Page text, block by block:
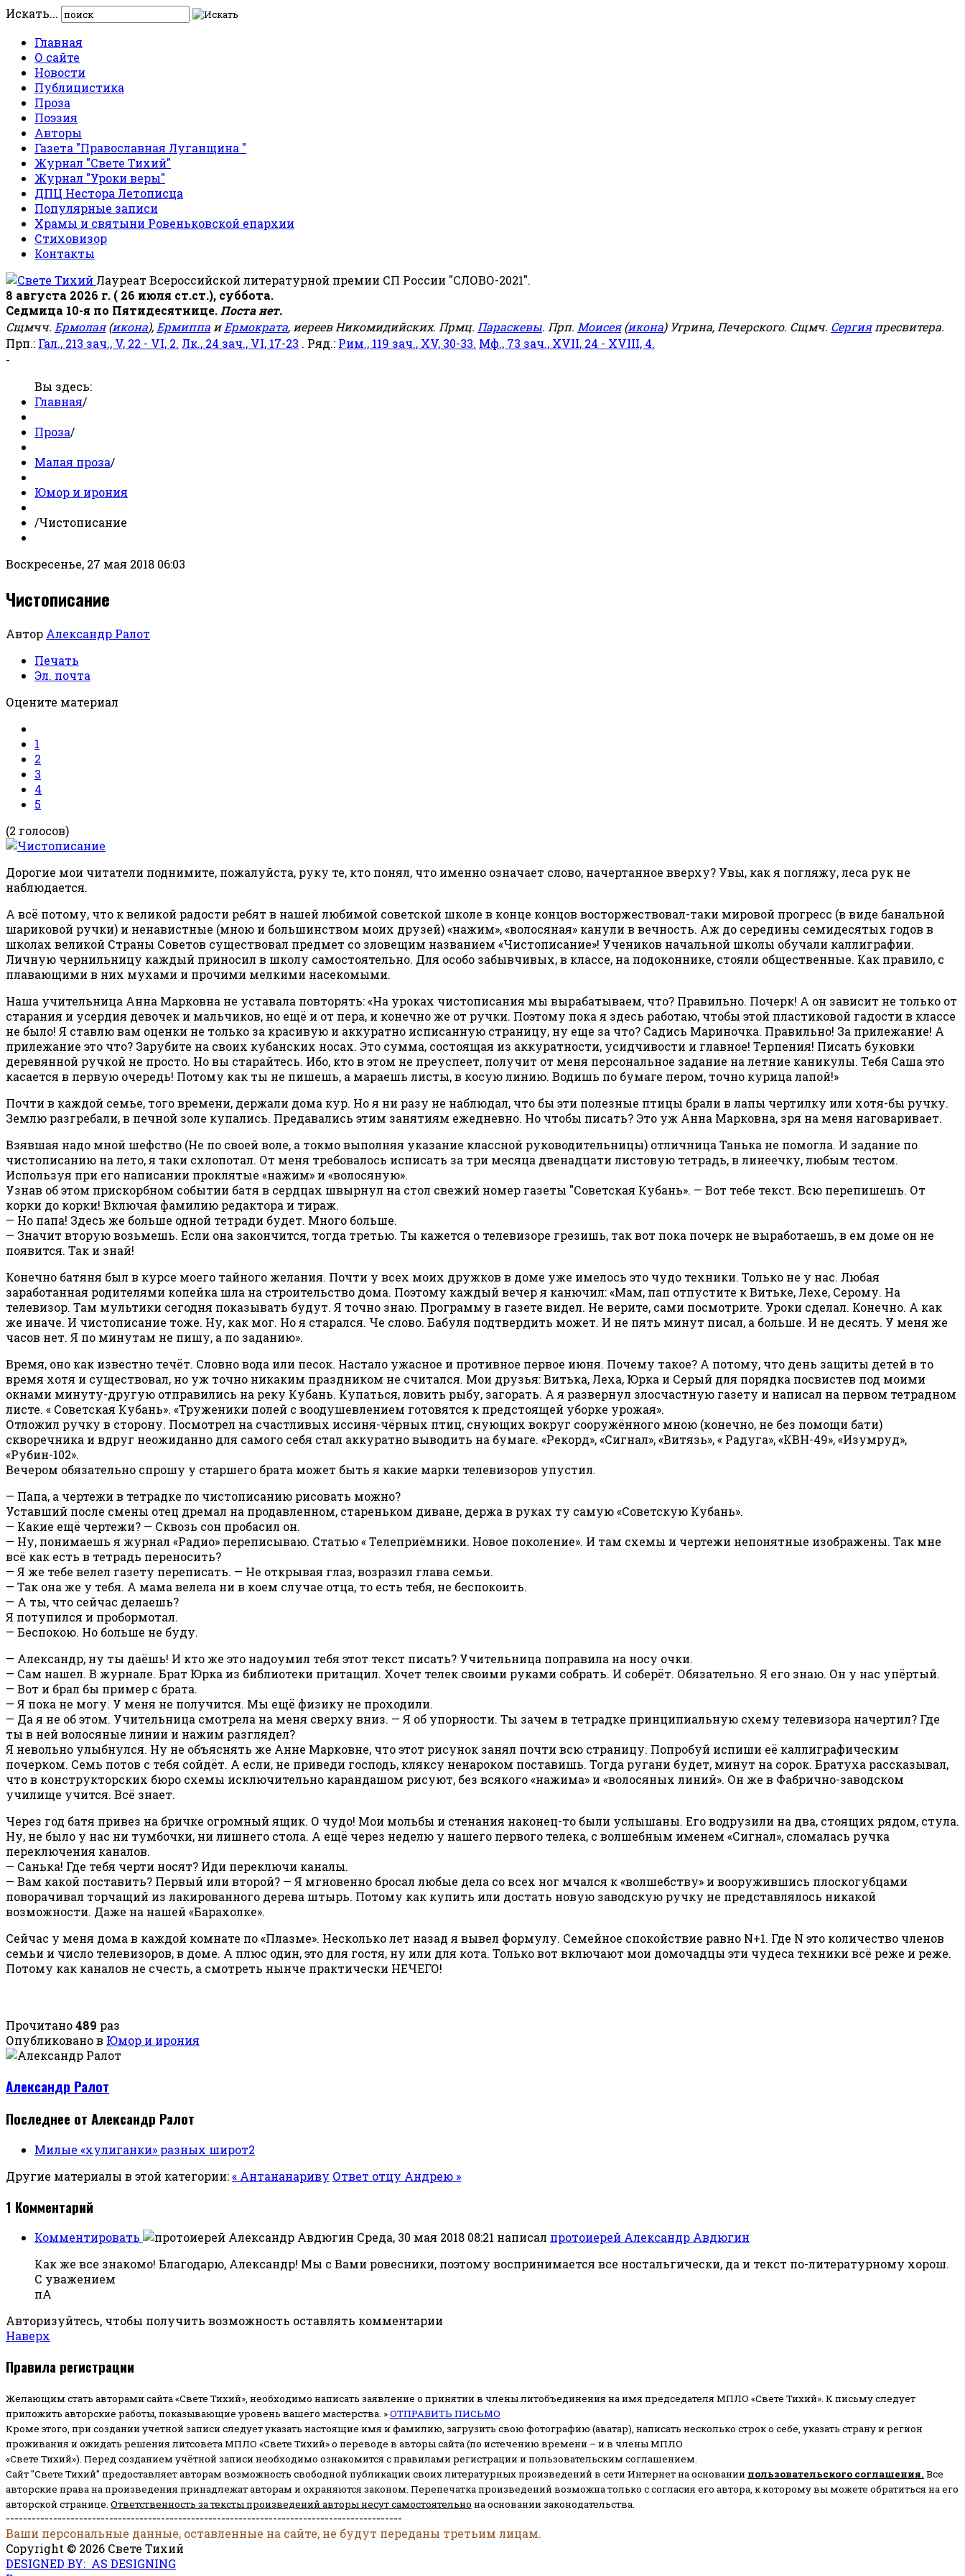
Искать...
Главная
О сайте
Новости
Публицистика
Проза
Поэзия
Авторы
Газета "Православная Луганщина "
Журнал "Свете Тихий"
Журнал "Уроки веры"
ДПЦ Нестора Летописца
Популярные записи
Храмы и святыни Ровеньковской епархии
Стиховизор
Контакты
Лауреат Всероссийской литературной премии СП России "СЛОВО-2021".
8 августа 2026 г. ( 26 июля ст.ст.), суббота.
Седмица 10-я по Пятидесятнице. Поста нет.
Сщмчч. Ермолая(икона), Ермиппа иЕрмократа, иереев Никомидийских. Прмц. Параскевы. Прп. Моисея(икона) Угрина, Печерского. Сщмч. Сергияпресвитера.
Прп.: Гал., 213 зач., V, 22 - VI, 2. Лк., 24 зач., VI, 17-23 . Ряд.: Рим., 119 зач., XV, 30-33. Мф., 73 зач., XVII, 24 - XVIII, 4.
-
Вы здесь:
Главная/
Проза/
Малая проза/
Юмор и ирония
/Чистописание
Воскресенье, 27 мая 2018 06:03
Чистописание
Автор Александр Ралот
Печать
Эл. почта
Оцените материал
1
2
3
4
5
(2 голосов)
Дорогие мои читатели поднимите, пожалуйста, руку те, кто понял, что именно означает слово, начертанное вверху? Увы, как я погляжу, леса рук не
наблюдается.
А всё потому, что к великой радости ребят в нашей любимой советской школе в конце концов восторжествовал-таки мировой прогресс (в виде банальной
шариковой ручки) и ненавистные (мною и большинством моих друзей) «нажим», «волосяная» канули в вечность. Аж до середины семидесятых годов в
школах великой Страны Советов существовал предмет со зловещим названием «Чистописание»! Учеников начальной школы обучали каллиграфии.
Личную чернильницу каждый приносил в школу самостоятельно. Для особо забывчивых, в классе, на подоконнике, стояли общественные. Как правило, с
плавающими в них мухами и прочими мелкими насекомыми.
Наша учительница Анна Марковна не уставала повторять: «На уроках чистописания мы вырабатываем, что? Правильно. Почерк! А он зависит не только от
старания и усердия девочек и мальчиков, но ещё и от пера, и конечно же от ручки. Поэтому пока я здесь работаю, чтобы этой пластиковой гадости в классе
не было! Я ставлю вам оценки не только за красивую и аккуратно исписанную страницу, ну еще за что? Садись Мариночка. Правильно! За прилежание! А
прилежание это что? Зарубите на своих кубанских носах. Это сумма, состоящая из аккуратности, усидчивости и главное! Терпения! Писать буковки
деревянной ручкой не просто. Но вы старайтесь. Ибо, кто в этом не преуспеет, получит от меня персональное задание на летние каникулы. Тебя Саша это
касается в первую очередь! Потому как ты не пишешь, а мараешь листы, в косую линию. Водишь по бумаге пером, точно курица лапой!»
Почти в каждой семье, того времени, держали дома кур. Но я ни разу не наблюдал, что бы эти полезные птицы брали в лапы чертилку или хотя-бы ручку.
Землю разгребали, в печной золе купались. Предавались этим занятиям ежедневно. Но чтобы писать? Это уж Анна Марковна, зря на меня наговаривает.
Взявшая надо мной шефство (Не по своей воле, а токмо выполняя указание классной руководительницы) отличница Танька не помогла. И задание по
чистописанию на лето, я таки схлопотал. От меня требовалось исписать за три месяца двенадцати листовую тетрадь, в линеечку, любым тестом.
Используя при его написании проклятые «нажим» и «волосяную».
Узнав об этом прискорбном событии батя в сердцах швырнул на стол свежий номер газеты "Советская Кубань». — Вот тебе текст. Всю перепишешь. От
корки до корки! Включая фамилию редактора и тираж.
— Но папа! Здесь же больше одной тетради будет. Много больше.
— Значит вторую возьмешь. Если она закончится, тогда третью. Ты кажется о телевизоре грезишь, так вот пока почерк не выработаешь, в ем доме он не
появится. Так и знай!
Конечно батяня был в курсе моего тайного желания. Почти у всех моих дружков в доме уже имелось это чудо техники. Только не у нас. Любая
заработанная родителями копейка шла на строительство дома. Поэтому каждый вечер я канючил: «Мам, пап отпустите к Витьке, Лехе, Серому. На
телевизор. Там мультики сегодня показывать будут. Я точно знаю. Программу в газете видел. Не верите, сами посмотрите. Уроки сделал. Конечно. А как
же иначе. И чистописание тоже. Ну, как мог. Но я старался. Че слово. Бабуля подтвердить может. И не пять минут писал, а больше. И не десять. У меня же
часов нет. Я по минутам не пишу, а по заданию».
Время, оно как известно течёт. Словно вода или песок. Настало ужасное и противное первое июня. Почему такое? А потому, что день защиты детей в то
время хотя и существовал, но уж точно никаким праздником не считался. Мои друзья: Витька, Леха, Юрка и Серый для порядка посвистев под моими
окнами минуту-другую отправились на реку Кубань. Купаться, ловить рыбу, загорать. А я развернул злосчастную газету и написал на первом тетрадном
листе. « Советская Кубань». «Труженики полей с воодушевлением готовятся к предстоящей уборке урожая».
Отложил ручку в сторону. Посмотрел на счастливых иссиня-чёрных птиц, снующих вокруг сооружённого мною (конечно, не без помощи бати)
скворечника и вдруг неожиданно для самого себя стал аккуратно выводить на бумаге. «Рекорд», «Сигнал», «Витязь», « Радуга», «КВН-49», «Изумруд»,
«Рубин-102».
Вечером обязательно спрошу у старшего брата может быть я какие марки телевизоров упустил.
— Папа, а чертежи в тетрадке по чистописанию рисовать можно?
Уставший после смены отец дремал на продавленном, стареньком диване, держа в руках ту самую «Советскую Кубань».
— Какие ещё чертежи? — Сквозь сон пробасил он.
— Ну, понимаешь я журнал «Радио» переписываю. Статью « Телеприёмники. Новое поколение». И там схемы и чертежи непонятные изображены. Так мне
всё как есть в тетрадь переносить?
— Я же тебе велел газету переписать. — Не открывая глаз, возразил глава семьи.
— Так она же у тебя. А мама велела ни в коем случае отца, то есть тебя, не беспокоить.
— А ты, что сейчас делаешь?
Я потупился и пробормотал.
— Беспокою. Но больше не буду.
— Александр, ну ты даёшь! И кто же это надоумил тебя этот текст писать? Учительница поправила на носу очки.
— Сам нашел. В журнале. Брат Юрка из библиотеки притащил. Хочет телек своими руками собрать. И соберёт. Обязательно. Я его знаю. Он у нас упёртый.
— Вот и брал бы пример с брата.
— Я пока не могу. У меня не получится. Мы ещё физику не проходили.
— Да я не об этом. Учительница смотрела на меня сверху вниз. — Я об упорности. Ты зачем в тетрадке принципиальную схему телевизора начертил? Где
ты в ней волосяные линии и нажим разглядел?
Я невольно улыбнулся. Ну не объяснять же Анне Марковне, что этот рисунок занял почти всю страницу. Попробуй испиши её каллиграфическим
почерком. Семь потов с тебя сойдёт. А если, не приведи господь, кляксу ненароком поставишь. Тогда ругани будет, минут на сорок. Братуха рассказывал,
что в конструкторских бюро схемы исключительно карандашом рисуют, без всякого «нажима» и «волосяных линий». Он же в Фабрично-заводском
училище учится. Всё знает.
Через год батя привез на бричке огромный ящик. О чудо! Мои мольбы и стенания наконец-то были услышаны. Его водрузили на два, стоящих рядом, стула.
Ну, не было у нас ни тумбочки, ни лишнего стола. А ещё через неделю у нашего первого телека, с волшебным именем «Сигнал», сломалась ручка
переключения каналов.
— Санька! Где тебя черти носят? Иди переключи каналы.
— Вам какой поставить? Первый или второй? — Я мгновенно бросал любые дела со всех ног мчался к «волшебству» и вооружившись плоскогубцами
поворачивал торчащий из лакированного дерева штырь. Потому как купить или достать новую заводскую ручку не представлялось никакой
возможности. Даже на нашей «Барахолке».
Сейчас у меня дома в каждой комнате по «Плазме». Несколько лет назад я вывел формулу. Семейное спокойствие равно N+1. Где N это количество членов
семьи и число телевизоров, в доме. А плюс один, это для гостя, ну или для кота. Только вот включают мои домочадцы эти чудеса техники всё реже и реже.
Потому как каналов не счесть, а смотреть нынче практически НЕЧЕГО!
Прочитано489 раз
Опубликовано в Юмор и ирония
Александр Ралот
Последнее от Александр Ралот
Милые «хулиганки» разных широт2
Другие материалы в этой категории:« Антананариву Ответ отцу Андрею »
1 Комментарий
Комментировать Среда, 30 мая 2018 08:21 написал протоиерей Александр Авдюгин
Как же все знакомо! Благодарю, Александр! Мы с Вами ровесники, поэтому воспринимается все ностальгически, да и текст по-литературному хорош.
С уважением
пА
Авторизуйтесь, чтобы получить возможность оставлять комментарии
Наверх
Правила регистрации
Желающим стать авторами сайта «Свете Тихий», необходимо написать заявление о принятии в члены литобъединения на имя председателя МПЛО «Свете Тихий». К письму следует
приложить авторские работы, показывающие уровень вашего мастерства. »ОТПРАВИТЬ ПИСЬМО
Кроме этого, при создании учетной записи следует указать настоящие имя и фамилию, загрузить свою фотографию (аватар), написать несколько строк о себе, указать страну и регион
проживания и ожидать решения литсовета МПЛО «Свете Тихий» о переводе в авторы сайта (по истечению времени – и в члены МПЛО
«Свете Тихий»). Перед созданием учётной записи необходимо ознакомится с правилами регистрации и пользовательским соглашением.
Сайт "Свете Тихий" предоставляет авторам возможность свободной публикации своих литературных произведений в сети Интернет на основании пользовательского соглашения. Все
авторские права на произведения принадлежат авторам и охраняются законом. Перепечатка произведений возможна только с согласия его автора, к которому вы можете обратиться на его
авторской странице. Ответственность за тексты произведений авторы несут самостоятельно на основании законодательства.
--------------------------------------------------------------------------------------------
Ваши персональные данные, оставленные на сайте, не будут переданы третьим лицам.
Copyright © 2026 Свете Тихий
DESIGNED BY: AS DESIGNING